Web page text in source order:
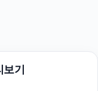
기